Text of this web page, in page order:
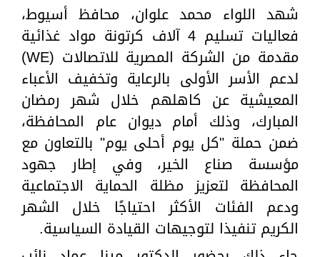
شهد اللواء محمد علوان، محافظ أسيوط،
فعاليات تسليم 4 آلاف كرتونة مواد غذائية
مقدمة من الشركة المصرية للاتصالات (WE)
لدعم الأسر الأولى بالرعاية وتخفيف الأعباء
المعيشية عن كاهلهم خلال شهر رمضان
المبارك، وذلك أمام ديوان عام المحافظة،
ضمن حملة "كل يوم أحلى يوم" بالتعاون مع
مؤسسة صناع الخير، وفي إطار جهود
المحافظة لتعزيز مظلة الحماية الاجتماعية
ودعم الفئات الأكثر احتياجًا خلال الشهر
الكريم تنفيذا لتوجيهات القيادة السياسية.